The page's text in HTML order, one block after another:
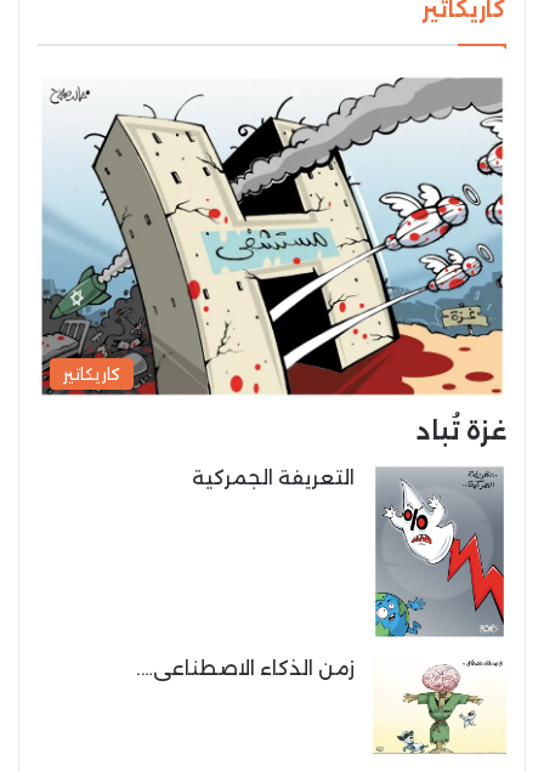
كاريكاتير
كاريكاتير
غزة تُباد
التعريفة الجمركية
زمن الذكاء الاصطناعى….